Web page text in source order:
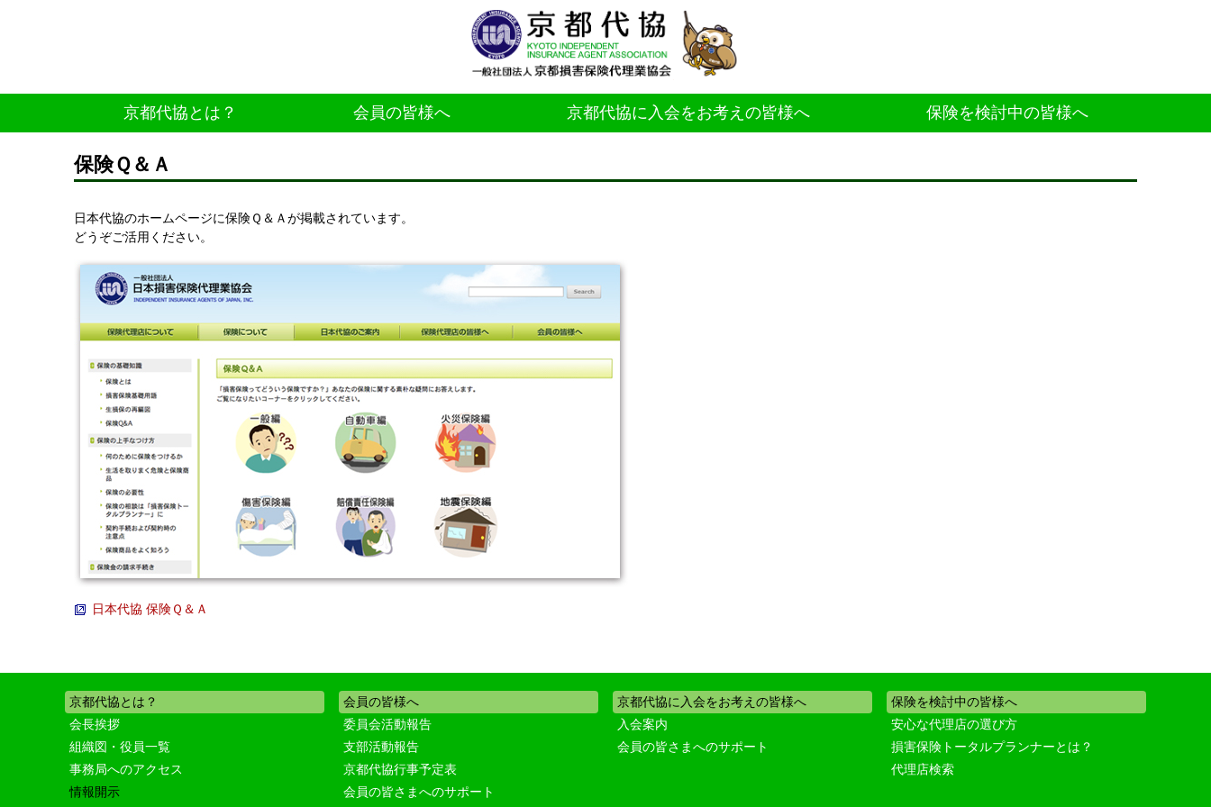
京都代協とは？ 会員の皆様へ 京都代協に入会をお考えの皆様へ 保険を検討中の皆様へ
保険Ｑ＆Ａ
日本代協のホームページに保険Ｑ＆Ａが掲載されています。
どうぞご活用ください。
日本代協 保険Ｑ＆Ａ
京都代協とは？
会長挨拶
組織図・役員一覧
事務局へのアクセス
情報開示
会員の皆様へ
委員会活動報告
支部活動報告
京都代協行事予定表
会員の皆さまへのサポート
京都代協に入会をお考えの皆様へ
入会案内
会員の皆さまへのサポート
保険を検討中の皆様へ
安心な代理店の選び方
損害保険トータルプランナーとは？
代理店検索